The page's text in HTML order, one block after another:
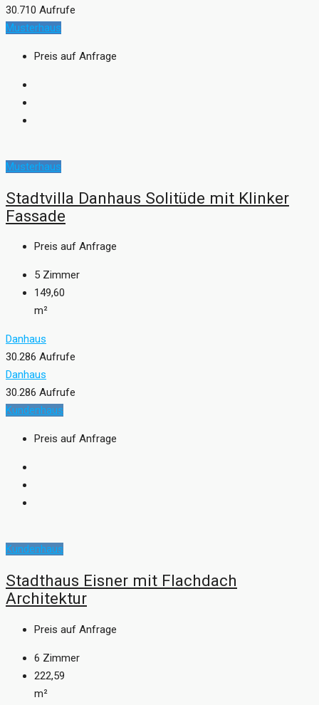
30.710 Aufrufe
Musterhaus
Preis auf Anfrage
Musterhaus
Stadtvilla Danhaus Solitüde mit Klinker
Fassade
Preis auf Anfrage
5 Zimmer
149,60
m²
Danhaus
30.286 Aufrufe
Danhaus
30.286 Aufrufe
Kundenhaus
Preis auf Anfrage
Kundenhaus
Stadthaus Eisner mit Flachdach
Architektur
Preis auf Anfrage
6 Zimmer
222,59
m²